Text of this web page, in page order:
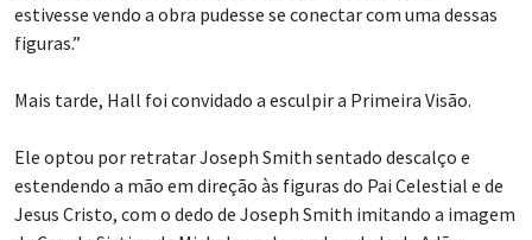
estivesse vendo a obra pudesse se conectar com uma dessas
figuras.”
Mais tarde, Hall foi convidado a esculpir a Primeira Visão.
Ele optou por retratar Joseph Smith sentado descalço e
estendendo a mão em direção às figuras do Pai Celestial e de
Jesus Cristo, com o dedo de Joseph Smith imitando a imagem